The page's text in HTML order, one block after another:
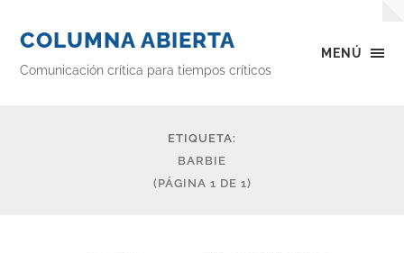
MENÚ
COLUMNA ABIERTA
Comunicación crítica para tiempos críticos
ETIQUETA:
BARBIE
(PÁGINA 1 DE 1)